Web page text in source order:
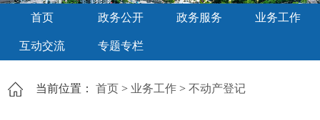
首页 政务公开 政务服务 业务工作
互动交流 专题专栏
当前位置： 首页 > 业务工作 > 不动产登记